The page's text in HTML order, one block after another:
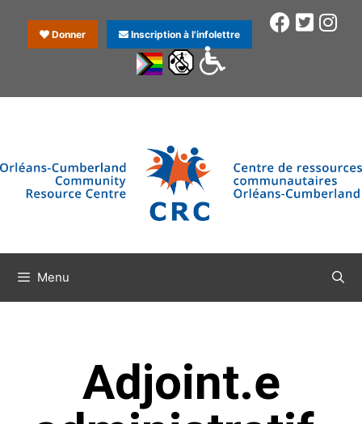
Donner Inscription à l'infolettre
Menu
Adjoint.e